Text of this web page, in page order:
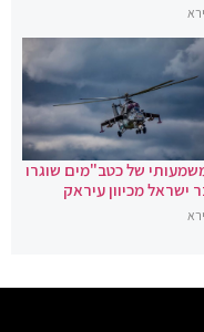
של כטב"מים שוגרו
ישראל מכיוון עיראק